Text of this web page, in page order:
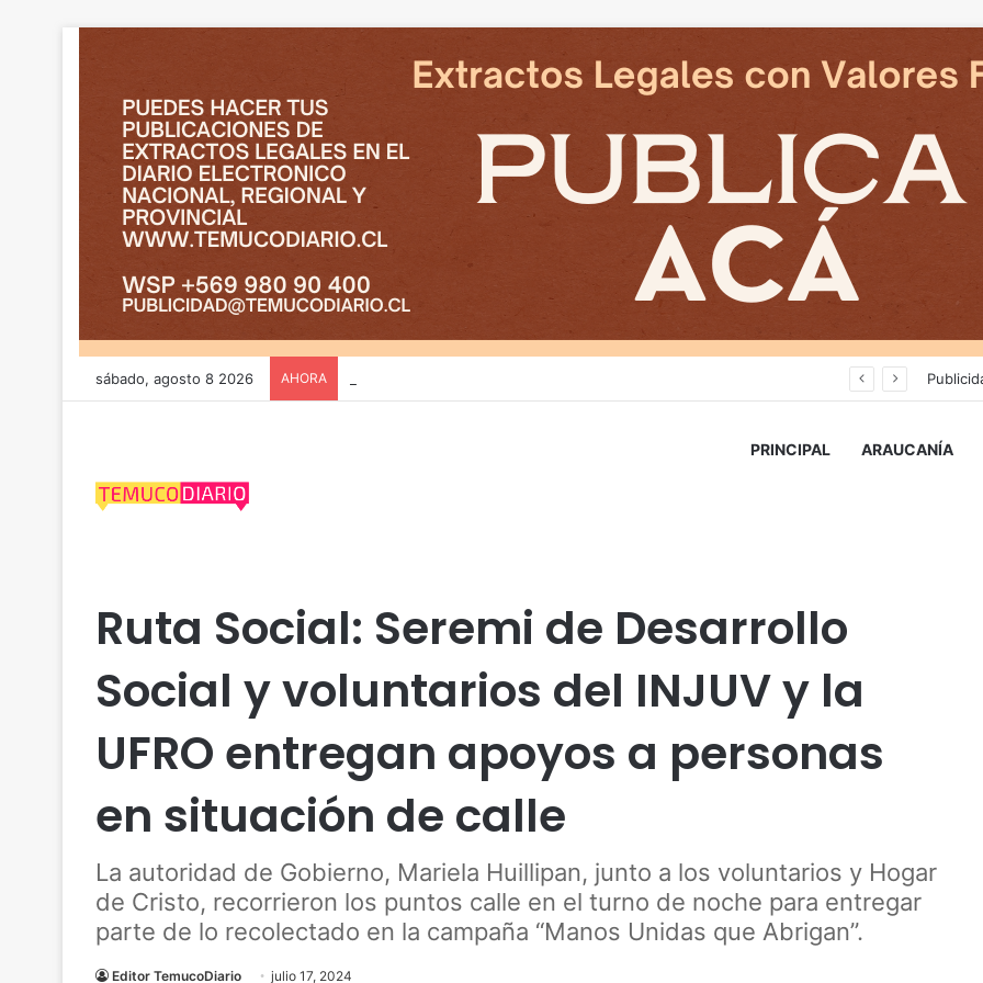
sábado, agosto 8 2026 AHORA
PRINCIPAL ARAUCANÍA
Ruta Social: Seremi de Desarrollo
Social y voluntarios del INJUV y la
UFRO entregan apoyos a personas
en situación de calle
La autoridad de Gobierno, Mariela Huillipan, junto a los voluntarios y Hogar
de Cristo, recorrieron los puntos calle en el turno de noche para entregar
parte de lo recolectado en la campaña “Manos Unidas que Abrigan”.
Editor TemucoDiario julio 17, 2024